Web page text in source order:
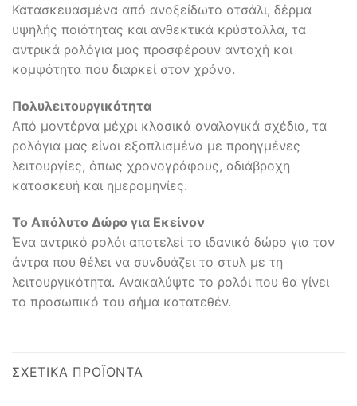
Κατασκευασμένα από ανοξείδωτο ατσάλι, δέρμα
υψηλής ποιότητας και ανθεκτικά κρύσταλλα, τα
αντρικά ρολόγια μας προσφέρουν αντοχή και
κομψότητα που διαρκεί στον χρόνο.
Πολυλειτουργικότητα
Από μοντέρνα μέχρι κλασικά αναλογικά σχέδια, τα
ρολόγια μας είναι εξοπλισμένα με προηγμένες
λειτουργίες, όπως χρονογράφους, αδιάβροχη
κατασκευή και ημερομηνίες.
Το Απόλυτο Δώρο για Εκείνον
Ένα αντρικό ρολόι αποτελεί το ιδανικό δώρο για τον
άντρα που θέλει να συνδυάζει το στυλ με τη
λειτουργικότητα. Ανακαλύψτε το ρολόι που θα γίνει
το προσωπικό του σήμα κατατεθέν.
ΣΧΕΤΙΚΆ ΠΡΟΪΌΝΤΑ